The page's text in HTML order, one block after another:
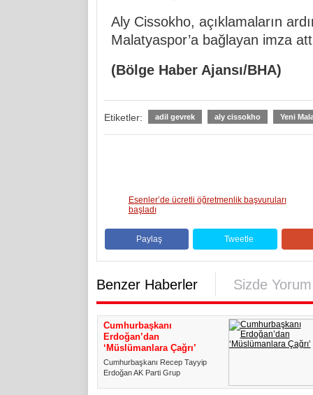
Aly Cissokho, açıklamaların
Malatyaspor’a bağlayan imza
(Bölge Haber Ajansı/BHA)
Etiketler: adil gevrek aly cissokho Yeni
Esenler’de ücretli öğretmenlik başvuruları
başladı
Paylaş Tweetle
Benzer Haberler Sizde Yorum
Cumhurbaşkanı
Erdoğan’dan
‘Müslümanlara Çağrı’
Cumhurbaşkanı Recep Tayyip
Erdoğan AK Parti Grup